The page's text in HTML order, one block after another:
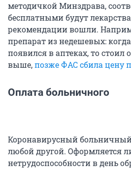
методичкой Минздрава,
бесплатными будут
рекомендации вошли.
препарат из недешевых:
появился в аптеках, то стоил
выше,позже ФАС сбила цену
Оплата больничного
Коронавирусный
любой другой. Оформляется
нетрудоспособности в день